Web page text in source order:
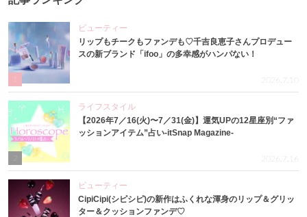
ビューティー
リップもチークもファンデも♡千吉良恵子さんプロデュー
スの新ブランド「ifoo」の多幸感がハンパない！
2026.7.10
ライフスタイル
【2026年7／16(火)〜7／31(金)】運気UPの12星座別“ファ
ッションアイテム”占い-itSnap Magazine-
2026.7.16
ビューティー
CipiCipi(シピシピ)の新作はふくれな渾身のリップ＆グリッ
ター＆クッションファンデ♡